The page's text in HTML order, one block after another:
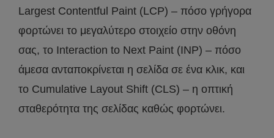
Largest Contentful Paint (LCP) – πόσο γρήγορα
φορτώνει το μεγαλύτερο στοιχείο στην οθόνη
σας, το Interaction to Next Paint (INP) – πόσο
άμεσα ανταποκρίνεται η σελίδα σε ένα κλικ, και
το Cumulative Layout Shift (CLS) – η οπτική
σταθερότητα της σελίδας καθώς φορτώνει.